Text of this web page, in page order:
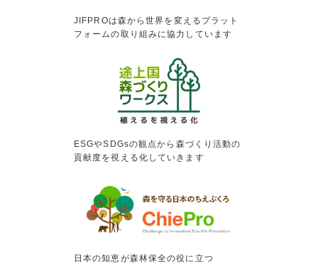
JIFPROは森から世界を変えるプラット
フォームの取り組みに協力しています
ESGやSDGsの観点から森づくり活動の
貢献度を視える化していきます
日本の知恵が森林保全の役に立つ